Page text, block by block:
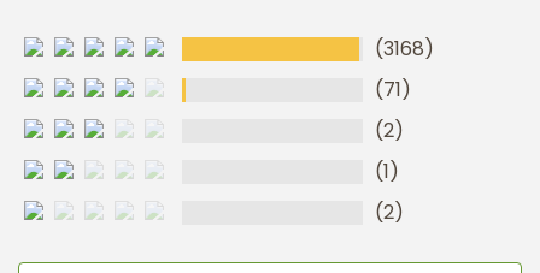
(3168)
(71)
(2)
(1)
(2)